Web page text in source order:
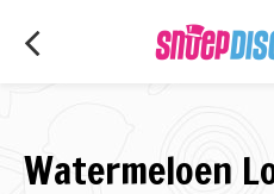
Watermeloen